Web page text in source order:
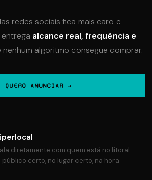
redes sociais fica mais caro e
alcance real, frequência e
nenhum algoritmo consegue comprar.
QUERO ANUNCIAR →
diretamente com quem está no litoral
certo, no lugar certo, na hora